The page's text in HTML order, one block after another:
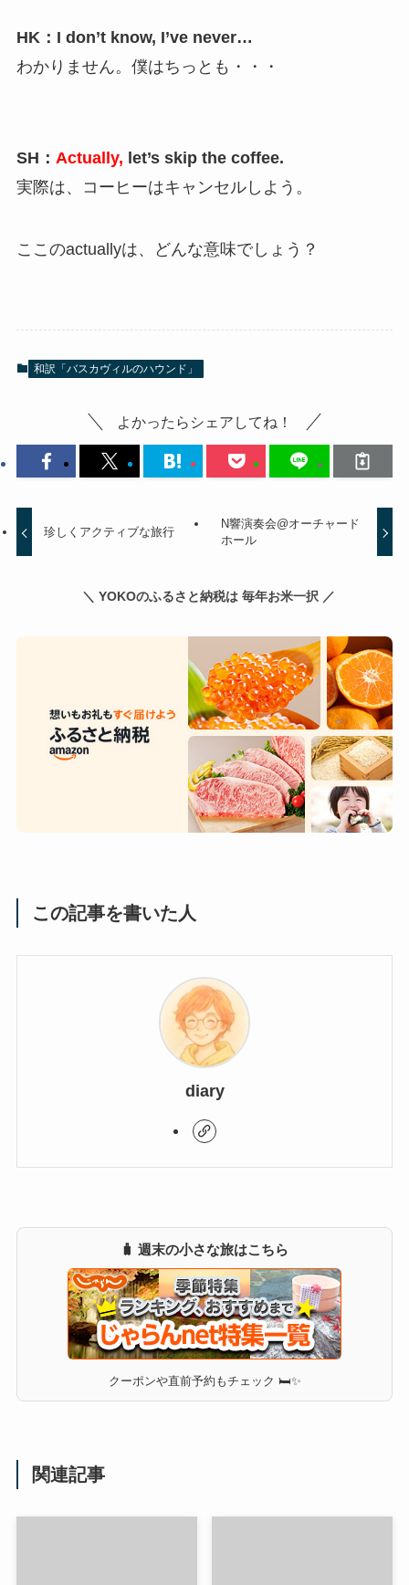
HK：I don’t know, I’ve never…
わかりません。僕はちっとも・・・
SH： Actually, let’s skip the coffee.
実際は、コーヒーはキャンセルしよう。
ここのactuallyは、どんな意味でしょう？
和訳「バスカヴィルのハウンド」
よかったらシェアしてね！
珍しくアクティブな旅行
N響演奏会@オーチャード
ホール
＼ YOKOのふるさと納税は 毎年お米一択 ／
この記事を書いた人
diary
🧳 週末の小さな旅はこちら
クーポンや直前予約もチェック 🛏✨
関連記事